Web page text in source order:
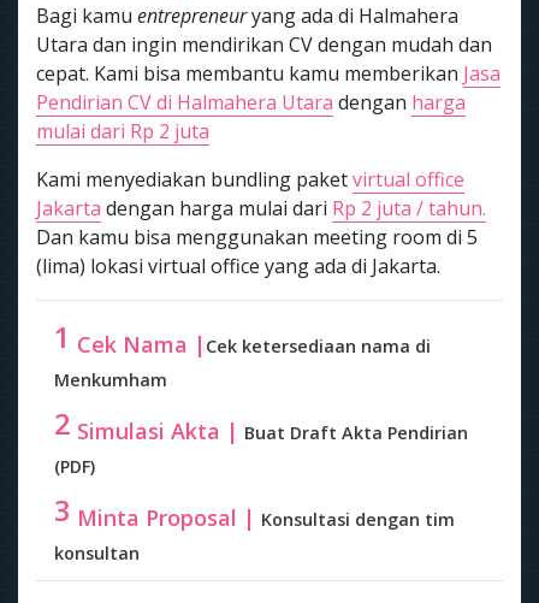
Bagi kamu entrepreneuryang ada di Halmahera
Utara dan ingin mendirikan CV dengan mudah dan
cepat. Kami bisa membantu kamu memberikan Jasa
Pendirian CV di Halmahera Utara dengan harga
mulai dari Rp 2 juta
Kami menyediakan bundling paketvirtual office
Jakarta dengan harga mulai dari Rp 2 juta / tahun.
Dan kamu bisa menggunakan meeting room di 5
(lima) lokasi virtual office yang ada di Jakarta.
1 Cek Nama | Cek ketersediaan nama di
Menkumham
2 Simulasi Akta | Buat Draft Akta Pendirian
(PDF)
3 Minta Proposal | Konsultasi dengan tim
konsultan